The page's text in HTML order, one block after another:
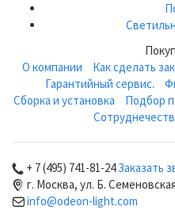
О компании
Как сделать
Гарантийный сервис.
Сборка и установка
Подбор
+ 7 (495) 741-81-24Заказать
г. Москва, ул. Б.
info@odeon-light.com